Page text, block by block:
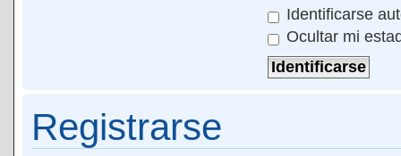
Identificarse
Ocultar mi
Registrarse